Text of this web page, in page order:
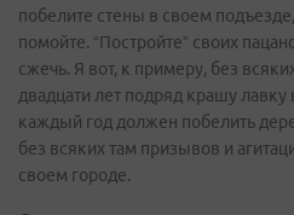
побелите стены в своем
помойте. “Постройте” своих
сжечь. Я вот, к примеру, без
двадцати лет подряд крашу
каждый год должен побелить
без всяких там призывов и
своем городе.